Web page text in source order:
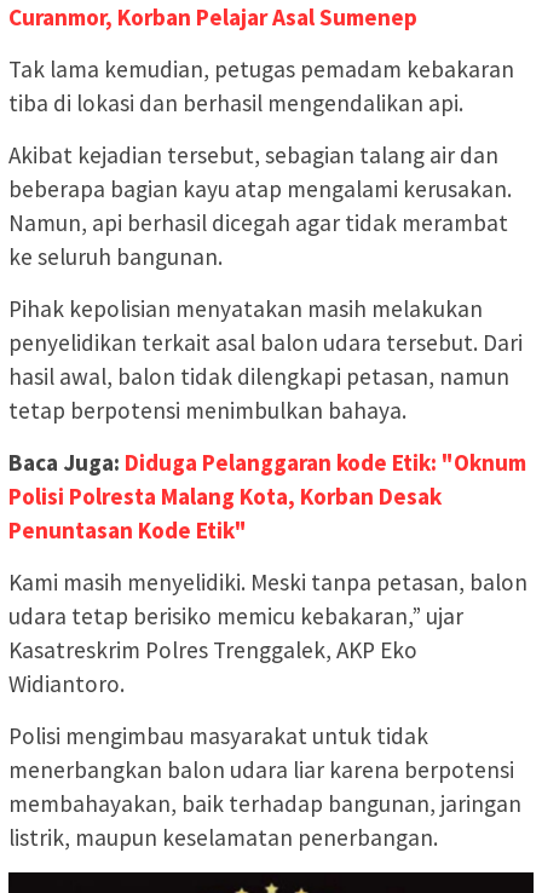
Curanmor, Korban Pelajar Asal Sumenep
Tak lama kemudian, petugas pemadam kebakaran
tiba di lokasi dan berhasil mengendalikan api.
Akibat kejadian tersebut, sebagian talang air dan
beberapa bagian kayu atap mengalami kerusakan.
Namun, api berhasil dicegah agar tidak merambat
ke seluruh bangunan.
Pihak kepolisian menyatakan masih melakukan
penyelidikan terkait asal balon udara tersebut. Dari
hasil awal, balon tidak dilengkapi petasan, namun
tetap berpotensi menimbulkan bahaya.
Baca Juga: Diduga Pelanggaran kode Etik: "Oknum
Polisi Polresta Malang Kota, Korban Desak
Penuntasan Kode Etik"
Kami masih menyelidiki. Meski tanpa petasan, balon
udara tetap berisiko memicu kebakaran,” ujar
Kasatreskrim Polres Trenggalek, AKP Eko
Widiantoro.
Polisi mengimbau masyarakat untuk tidak
menerbangkan balon udara liar karena berpotensi
membahayakan, baik terhadap bangunan, jaringan
listrik, maupun keselamatan penerbangan.